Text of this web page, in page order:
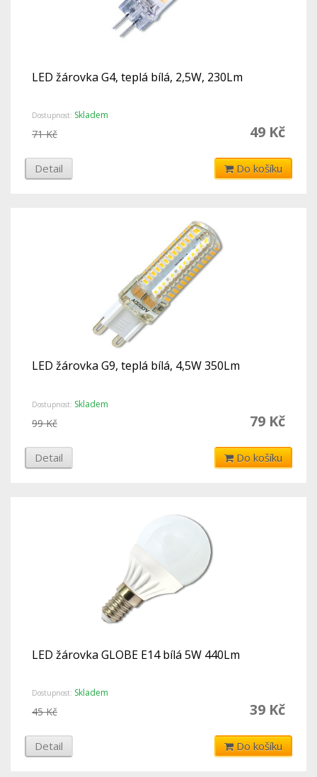
LED žárovka G4, teplá bílá, 2,5W, 230Lm
Dostupnost: Skladem
49 Kč
71 Kč
Detail Do košíku
LED žárovka G9, teplá bílá, 4,5W 350Lm
Dostupnost: Skladem
79 Kč
99 Kč
Detail Do košíku
LED žárovka GLOBE E14 bílá 5W 440Lm
Dostupnost: Skladem
39 Kč
45 Kč
Detail Do košíku